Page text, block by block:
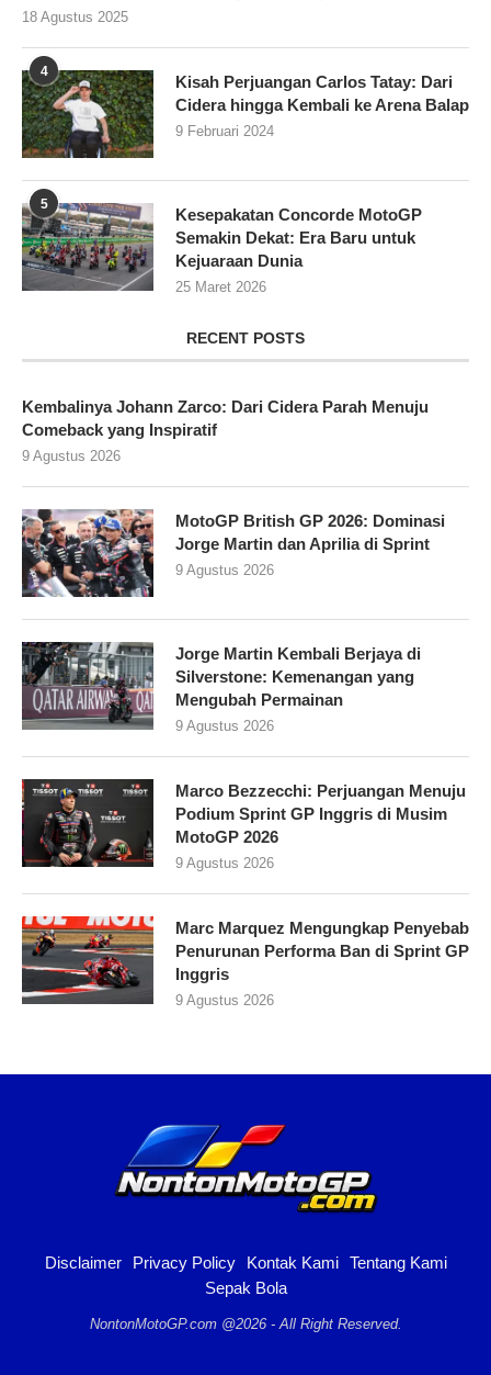
18 Agustus 2025
4
Kisah Perjuangan Carlos Tatay: Dari
Cidera hingga Kembali ke Arena Balap
9 Februari 2024
5
Kesepakatan Concorde MotoGP
Semakin Dekat: Era Baru untuk
Kejuaraan Dunia
25 Maret 2026
RECENT POSTS
Kembalinya Johann Zarco: Dari Cidera Parah Menuju
Comeback yang Inspiratif
9 Agustus 2026
MotoGP British GP 2026: Dominasi
Jorge Martin dan Aprilia di Sprint
9 Agustus 2026
Jorge Martin Kembali Berjaya di
Silverstone: Kemenangan yang
Mengubah Permainan
9 Agustus 2026
Marco Bezzecchi: Perjuangan Menuju
Podium Sprint GP Inggris di Musim
MotoGP 2026
9 Agustus 2026
Marc Marquez Mengungkap Penyebab
Penurunan Performa Ban di Sprint GP
Inggris
9 Agustus 2026
Disclaimer Privacy Policy Kontak Kami
Tentang Kami
Sepak Bola
NontonMotoGP.com @2026 - All Right Reserved.